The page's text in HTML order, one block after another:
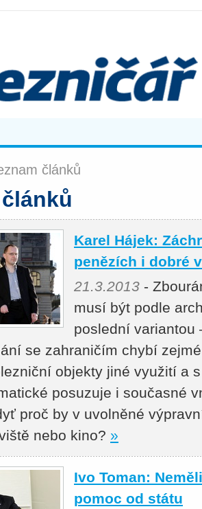
článků
Karel Hájek:
penězích i dobré
21.3.2013 -
musí být podle
poslední variantou
se zahraničím chybí
objekty jiné využití a
posuzuje i současné
proč by v uvolněné
nebo kino? »
Ivo Toman:
pomoc od státu